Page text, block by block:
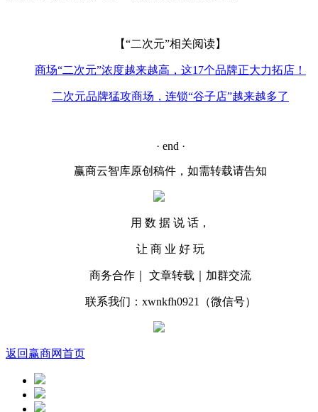
【“二次元”相关阅读】
商场“二次元”浓度越来越高，这17个品牌正大力拓店！
二次元品牌猛攻商场，连锁“谷子店”越来越多了
· end ·
赢商云智库原创稿件，如需转载请告知
用 数 据 说 话，
让 商 业 好 玩
商务合作｜ 文章转载｜加群交流
联系我们：xwnkfh0921（微信号）
返回赢商网首页